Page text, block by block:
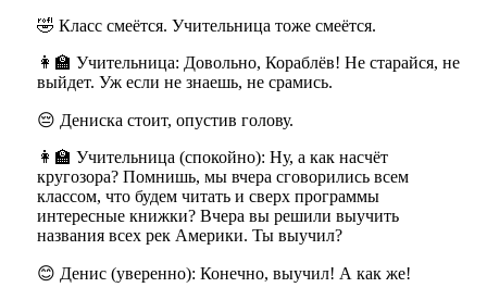
🤣 Класс смеётся. Учительница тоже смеётся.
👩‍🏫 Учительница: Довольно, Кораблёв! Не старайся, не
выйдет. Уж если не знаешь, не срамись.
😔 Дениска стоит, опустив голову.
👩‍🏫 Учительница (спокойно): Ну, а как насчёт
кругозора? Помнишь, мы вчера сговорились всем
классом, что будем читать и сверх программы
интересные книжки? Вчера вы решили выучить
названия всех рек Америки. Ты выучил?
😊 Денис (уверенно): Конечно, выучил! А как же!